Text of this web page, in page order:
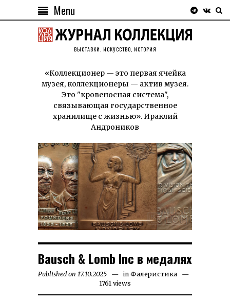
Menu
ВЫСТАВКИ, ИСКУССТВО, ИСТОРИЯ
«Коллекционер — это первая ячейка
музея, коллекционеры — актив музея.
Это "кровеносная система",
связывающая государственное
хранилище с жизнью». Ираклий
Андроников
Bausch & Lomb Inc в медалях
Published on 17.10.2025 23.03.2026
in Фалеристика
1761 views